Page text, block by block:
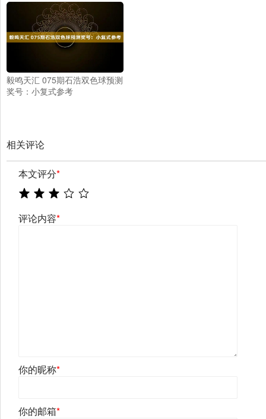
毅鸣天汇 075期石浩双色球预测
奖号：小复式参考
相关评论
本文评分*
评论内容*
你的昵称*
你的邮箱*